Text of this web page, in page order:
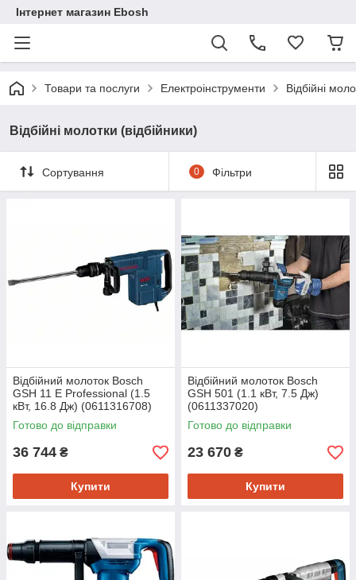
Інтернет магазин Ebosh
Товари та послуги Електроінструменти Відбійні
Відбійні молотки (відбійники)
Сортування 0 Фільтри
Відбійний молоток Bosch
GSH 11 E Professional (1.5
кВт, 16.8 Дж) (0611316708)
Готово до відправки
36 744 ₴
Купити
Відбійний молоток Bosch
GSH 501 (1.1 кВт, 7.5 Дж)
(0611337020)
Готово до відправки
23 670 ₴
Купити